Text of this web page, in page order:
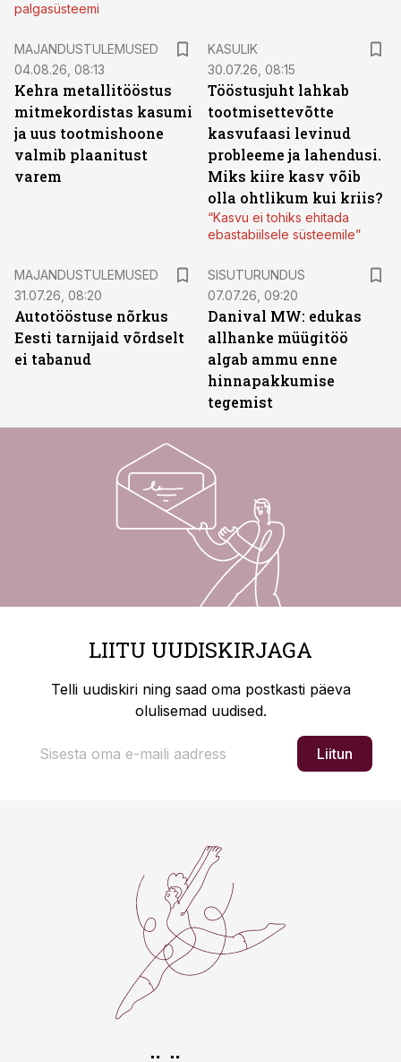
palgasüsteemi
MAJANDUSTULEMUSED
04.08.26, 08:13
Kehra metallitööstus
mitmekordistas kasumi
ja uus tootmishoone
valmib plaanitust
varem
KASULIK
30.07.26, 08:15
Tööstusjuht lahkab
tootmisettevõtte
kasvufaasi levinud
probleeme ja lahendusi.
Miks kiire kasv võib
olla ohtlikum kui kriis?
“Kasvu ei tohiks ehitada
ebastabiilsele süsteemile”
MAJANDUSTULEMUSED
31.07.26, 08:20
Autotööstuse nõrkus
Eesti tarnijaid võrdselt
ei tabanud
SISUTURUNDUS
07.07.26, 09:20
Danival MW: edukas
allhanke müügitöö
algab ammu enne
hinnapakkumise
tegemist
LIITU UUDISKIRJAGA
Telli uudiskiri ning saad oma postkasti päeva
olulisemad uudised.
Liitun